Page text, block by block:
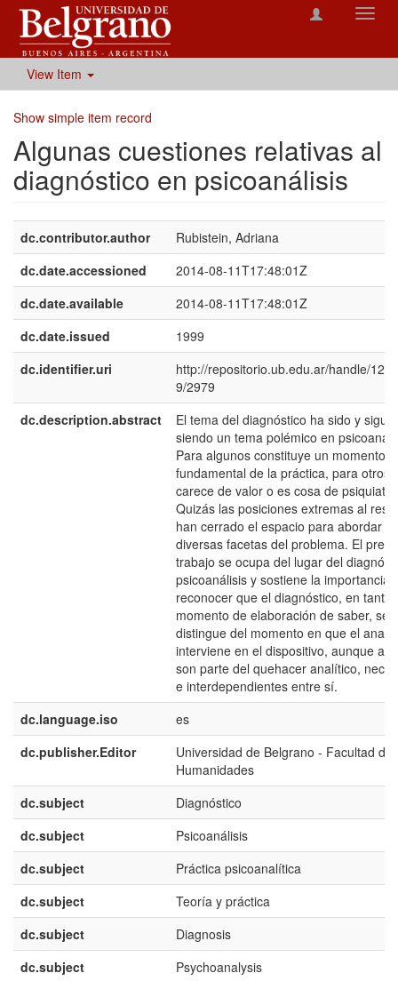
View Item
Show simple item record
Algunas cuestiones relativas al
diagnóstico en psicoanálisis
dc.contributor.author
Rubistein, Adriana
dc.date.accessioned
2014-08-11T17:48:01Z
dc.date.available
2014-08-11T17:48:01Z
dc.date.issued
1999
dc.identifier.uri
http://repositorio.ub.edu.ar/handle/
9/2979
dc.description.abstract
El tema del diagnóstico ha sido y sigue
siendo un tema polémico en
Para algunos constituye un momento
fundamental de la práctica, para otros
carece de valor o es cosa de
Quizás las posiciones extremas al
han cerrado el espacio para abordar
diversas facetas del problema. El
trabajo se ocupa del lugar del
psicoanálisis y sostiene la importancia
reconocer que el diagnóstico, en tanto
momento de elaboración de saber, se
distingue del momento en que el
interviene en el dispositivo, aunque
son parte del quehacer analítico,
e interdependientes entre sí.
dc.language.iso
es
dc.publisher.Editor
Universidad de Belgrano - Facultad de
Humanidades
dc.subject
Diagnóstico
dc.subject
Psicoanálisis
dc.subject
Práctica psicoanalítica
dc.subject
Teoría y práctica
dc.subject
Diagnosis
dc.subject
Psychoanalysis